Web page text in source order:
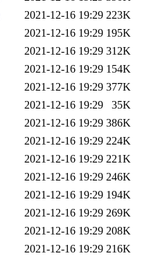
2021-12-16 19:29 223K
2021-12-16 19:29 195K
2021-12-16 19:29 312K
2021-12-16 19:29 154K
2021-12-16 19:29 377K
2021-12-16 19:29
35K
2021-12-16 19:29 386K
2021-12-16 19:29 224K
2021-12-16 19:29 221K
2021-12-16 19:29 246K
2021-12-16 19:29 194K
2021-12-16 19:29 269K
2021-12-16 19:29 208K
2021-12-16 19:29 216K